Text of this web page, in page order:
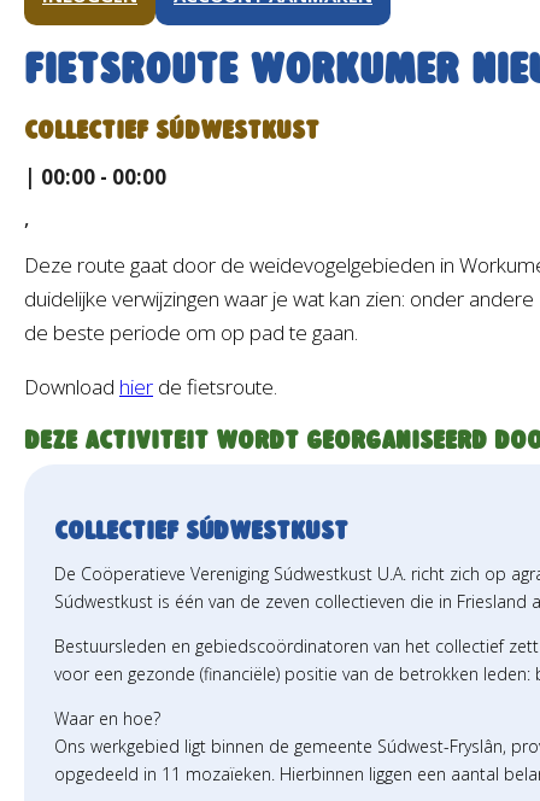
Fietsroute Workumer
COLLECTIEF SÚDWESTKUST
| 00:00 - 00:00
,
Deze route gaat door de weidevogelgebieden in
duidelijke verwijzingen waar je wat kan zien: onder
de beste periode om op pad te gaan.
Download hier de fietsroute.
Deze activiteit wordt georganiseerd
Collectief Súdwestkust
De Coöperatieve Vereniging Súdwestkust U.A. richt zich op
Súdwestkust is één van de zeven collectieven die in Friesland
Bestuursleden en gebiedscoördinatoren van het collectief
voor een gezonde (financiële) positie van de betrokken
Waar en hoe?
Ons werkgebied ligt binnen de gemeente Súdwest-Fryslân,
opgedeeld in 11 mozaïeken. Hierbinnen liggen een aantal